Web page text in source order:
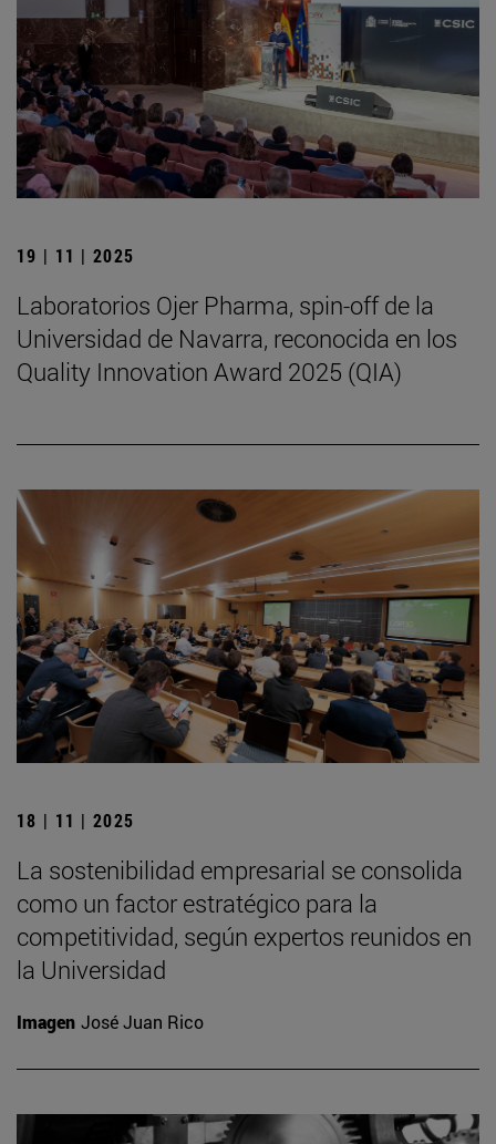
19 | 11 | 2025
Laboratorios Ojer Pharma, spin-off de la
Universidad de Navarra, reconocida en los
Quality Innovation Award 2025 (QIA)
18 | 11 | 2025
La sostenibilidad empresarial se consolida
como un factor estratégico para la
competitividad, según expertos reunidos en
la Universidad
Imagen José Juan Rico